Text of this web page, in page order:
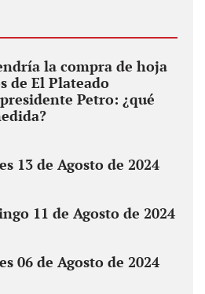
la compra de hoja
de El Plateado
Petro: ¿qué
13 de Agosto de 2024
11 de Agosto de 2024
06 de Agosto de 2024